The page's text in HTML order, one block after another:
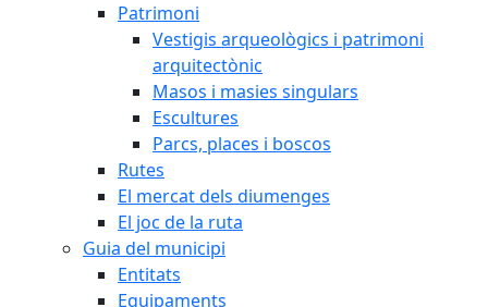
Patrimoni
Vestigis arqueològics i patrimoni
arquitectònic
Masos i masies singulars
Escultures
Parcs, places i boscos
Rutes
El mercat dels diumenges
El joc de la ruta
Guia del municipi
Entitats
Equipaments